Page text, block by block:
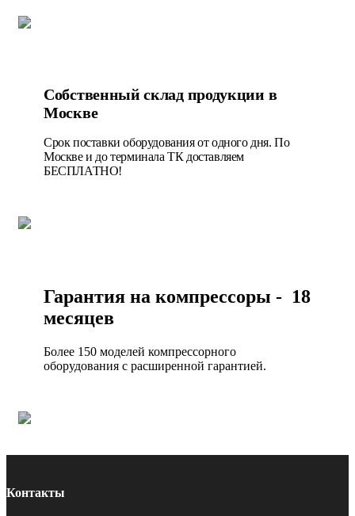
Собственный склад продукции в
Москве
Срок поставки оборудования от одного дня. По
Москве и до терминала ТК доставляем
БЕСПЛАТНО!
Гарантия на компрессоры - 18
месяцев
Более 150 моделей компрессорного
оборудования с расширенной гарантией.
Контакты